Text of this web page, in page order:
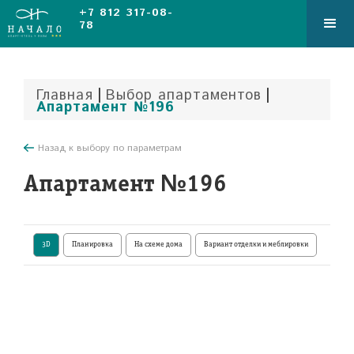
+7 812 317-08-
78
Главная | Выбор апартаментов |
Апартамент №196
Назад к выбору по параметрам
Апартамент №196
3D Планировка На схеме дома Вариант отделки и меблировки